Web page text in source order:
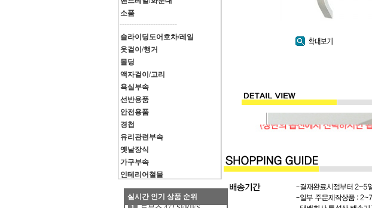
소품
------------------------
슬라이딩도어호차/레일
옷걸이/행거
몰딩
액자걸이/고리
욕실부속
선반용품
안전용품
경첩
유리관련부속
옛날장식
가구부속
인테리어철물
실시간 인기 상품 순위